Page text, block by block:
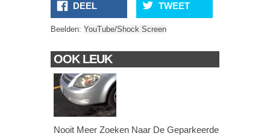
DEEL TWEET
Beelden: YouTube/Shock Screen
OOK LEUK
Nooit Meer Zoeken Naar De Geparkeerde